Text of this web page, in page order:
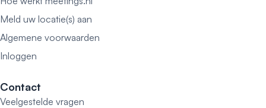
Meld uw locatie(s) aan
Algemene voorwaarden
Inloggen
Contact
Veelgestelde vragen